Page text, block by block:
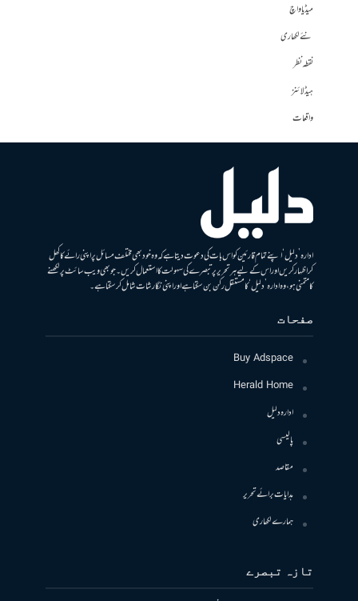
میڈیا واچ
نئے لکھاری
نقطہ نظر
ہیڈلائنز
واقعات
ادارہ ’دلیل‘ اپنے تمام قارئین کو اس بات کی دعوت دیتا ہے کہ وہ خود بھی مختلف مسائل پر اپنی رائے کا کھل
کر اظہار کریں اور اس کے لیے ہر تحریر پر تبصرے کی سہولت کا استعمال کریں۔ جو بھی ویب سائٹ پر لکھنے
کا متمنی ہو، وہ ادارہ ’دلیل‘ کا مستقل رکن بن سکتا ہے اور اپنی نگارشات شامل کرسکتا ہے۔
صفحات
Buy Adspace
Herald Home
ادارہ دلیل
پالیسی
مقاصد
ہدایات برائے تحریر
ہمارے لکھاری
تازہ تبصرے